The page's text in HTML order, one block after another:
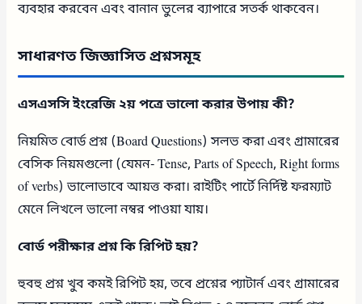
ব্যবহার করবেন এবং বানান ভুলের ব্যাপারে সতর্ক থাকবেন।
সাধারণত জিজ্ঞাসিত প্রশ্নসমূহ
এসএসসি ইংরেজি ২য় পত্রে ভালো করার উপায় কী?
নিয়মিত বোর্ড প্রশ্ন (Board Questions) সলভ করা এবং গ্রামারের
বেসিক নিয়মগুলো (যেমন- Tense, Parts of Speech, Right forms
of verbs) ভালোভাবে আয়ত্ত করা। রাইটিং পার্টে নির্দিষ্ট ফরম্যাট
মেনে লিখলে ভালো নম্বর পাওয়া যায়।
বোর্ড পরীক্ষার প্রশ্ন কি রিপিট হয়?
হুবহু প্রশ্ন খুব কমই রিপিট হয়, তবে প্রশ্নের প্যাটার্ন এবং গ্রামারের